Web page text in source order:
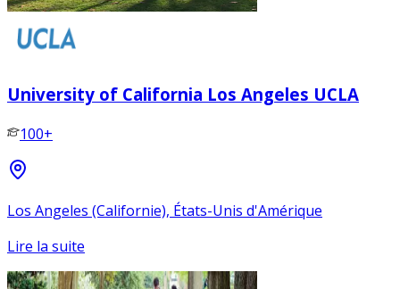
University of California Los Angeles UCLA
100+
Los Angeles (Californie), États-Unis d'Amérique
Lire la suite